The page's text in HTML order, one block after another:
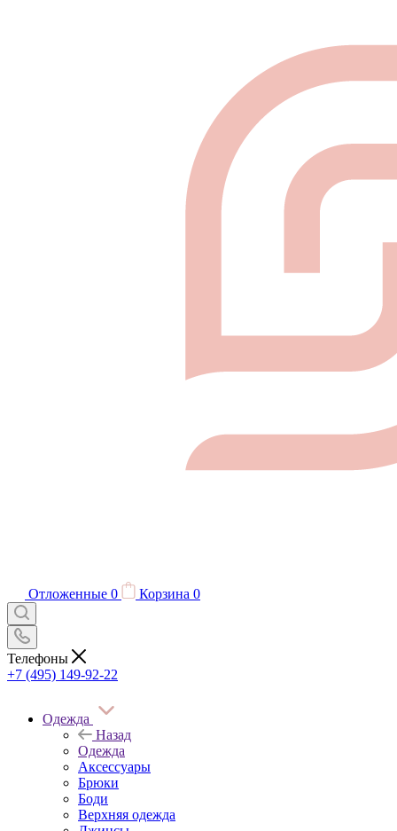
Отложенные 0 Корзина 0
Телефоны
+7 (495) 149-92-22
Одежда
Назад
Одежда
Аксессуары
Брюки
Боди
Верхняя одежда